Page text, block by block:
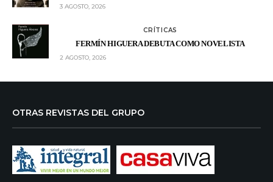
3 AGOSTO, 2026
CRÍTICAS
FERMÍN HIGUERA DEBUTA COMO NOVELISTA
2 AGOSTO, 2026
OTRAS REVISTAS DEL GRUPO